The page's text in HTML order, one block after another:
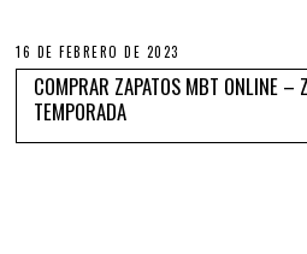
16 DE FEBRERO DE 2023
COMPRAR ZAPATOS MBT ONLINE –
TEMPORADA